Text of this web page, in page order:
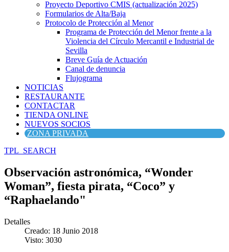
Proyecto Deportivo CMIS (actualización 2025)
Formularios de Alta/Baja
Protocolo de Protección al Menor
Programa de Protección del Menor frente a la
Violencia del Círculo Mercantil e Industrial de
Sevilla
Breve Guía de Actuación
Canal de denuncia
Flujograma
NOTICIAS
RESTAURANTE
CONTACTAR
TIENDA ONLINE
NUEVOS SOCIOS
ZONA PRIVADA
TPL_SEARCH
Observación astronómica, “Wonder
Woman”, fiesta pirata, “Coco” y
“Raphaelando"
Detalles
Creado: 18 Junio 2018
Visto: 3030